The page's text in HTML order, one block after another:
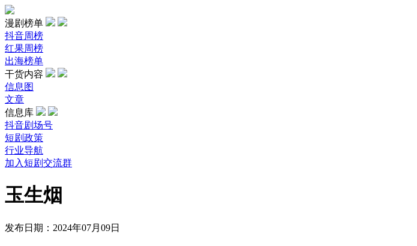
漫剧榜单
抖音周榜
红果周榜
出海榜单
干货内容
信息图
文章
信息库
抖音剧场号
短剧政策
行业导航
加入短剧交流群
玉生烟
发布日期：2024年07月09日